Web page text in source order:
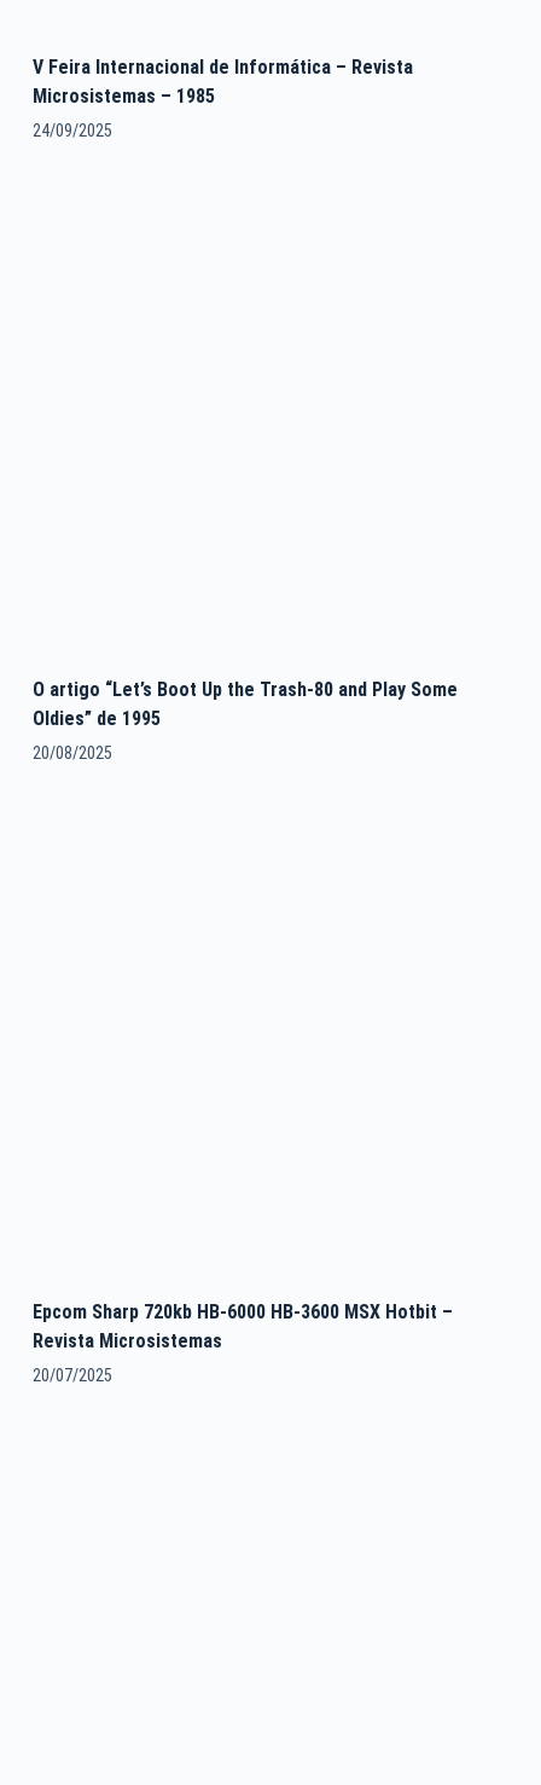
V Feira Internacional de Informática – Revista
Microsistemas – 1985
24/09/2025
O artigo “Let’s Boot Up the Trash-80 and Play Some
Oldies” de 1995
20/08/2025
Epcom Sharp 720kb HB-6000 HB-3600 MSX Hotbit –
Revista Microsistemas
20/07/2025